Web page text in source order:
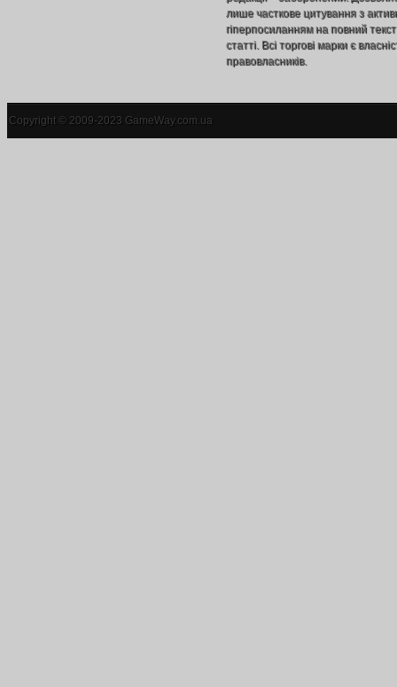
лише часткове цитування з
гіперпосиланням на повний текст
статті. Всі торгові марки є
правовласників.
Copyright © 2009-2023 GameWay.com.ua